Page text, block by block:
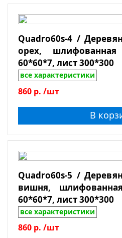
Quadro60s-4 /
орех,
60*60*7, лист 300*300
все характеристики
860 р. /шт
В
Quadro60s-5 /
вишня,
60*60*7, лист 300*300
все характеристики
860 р. /шт